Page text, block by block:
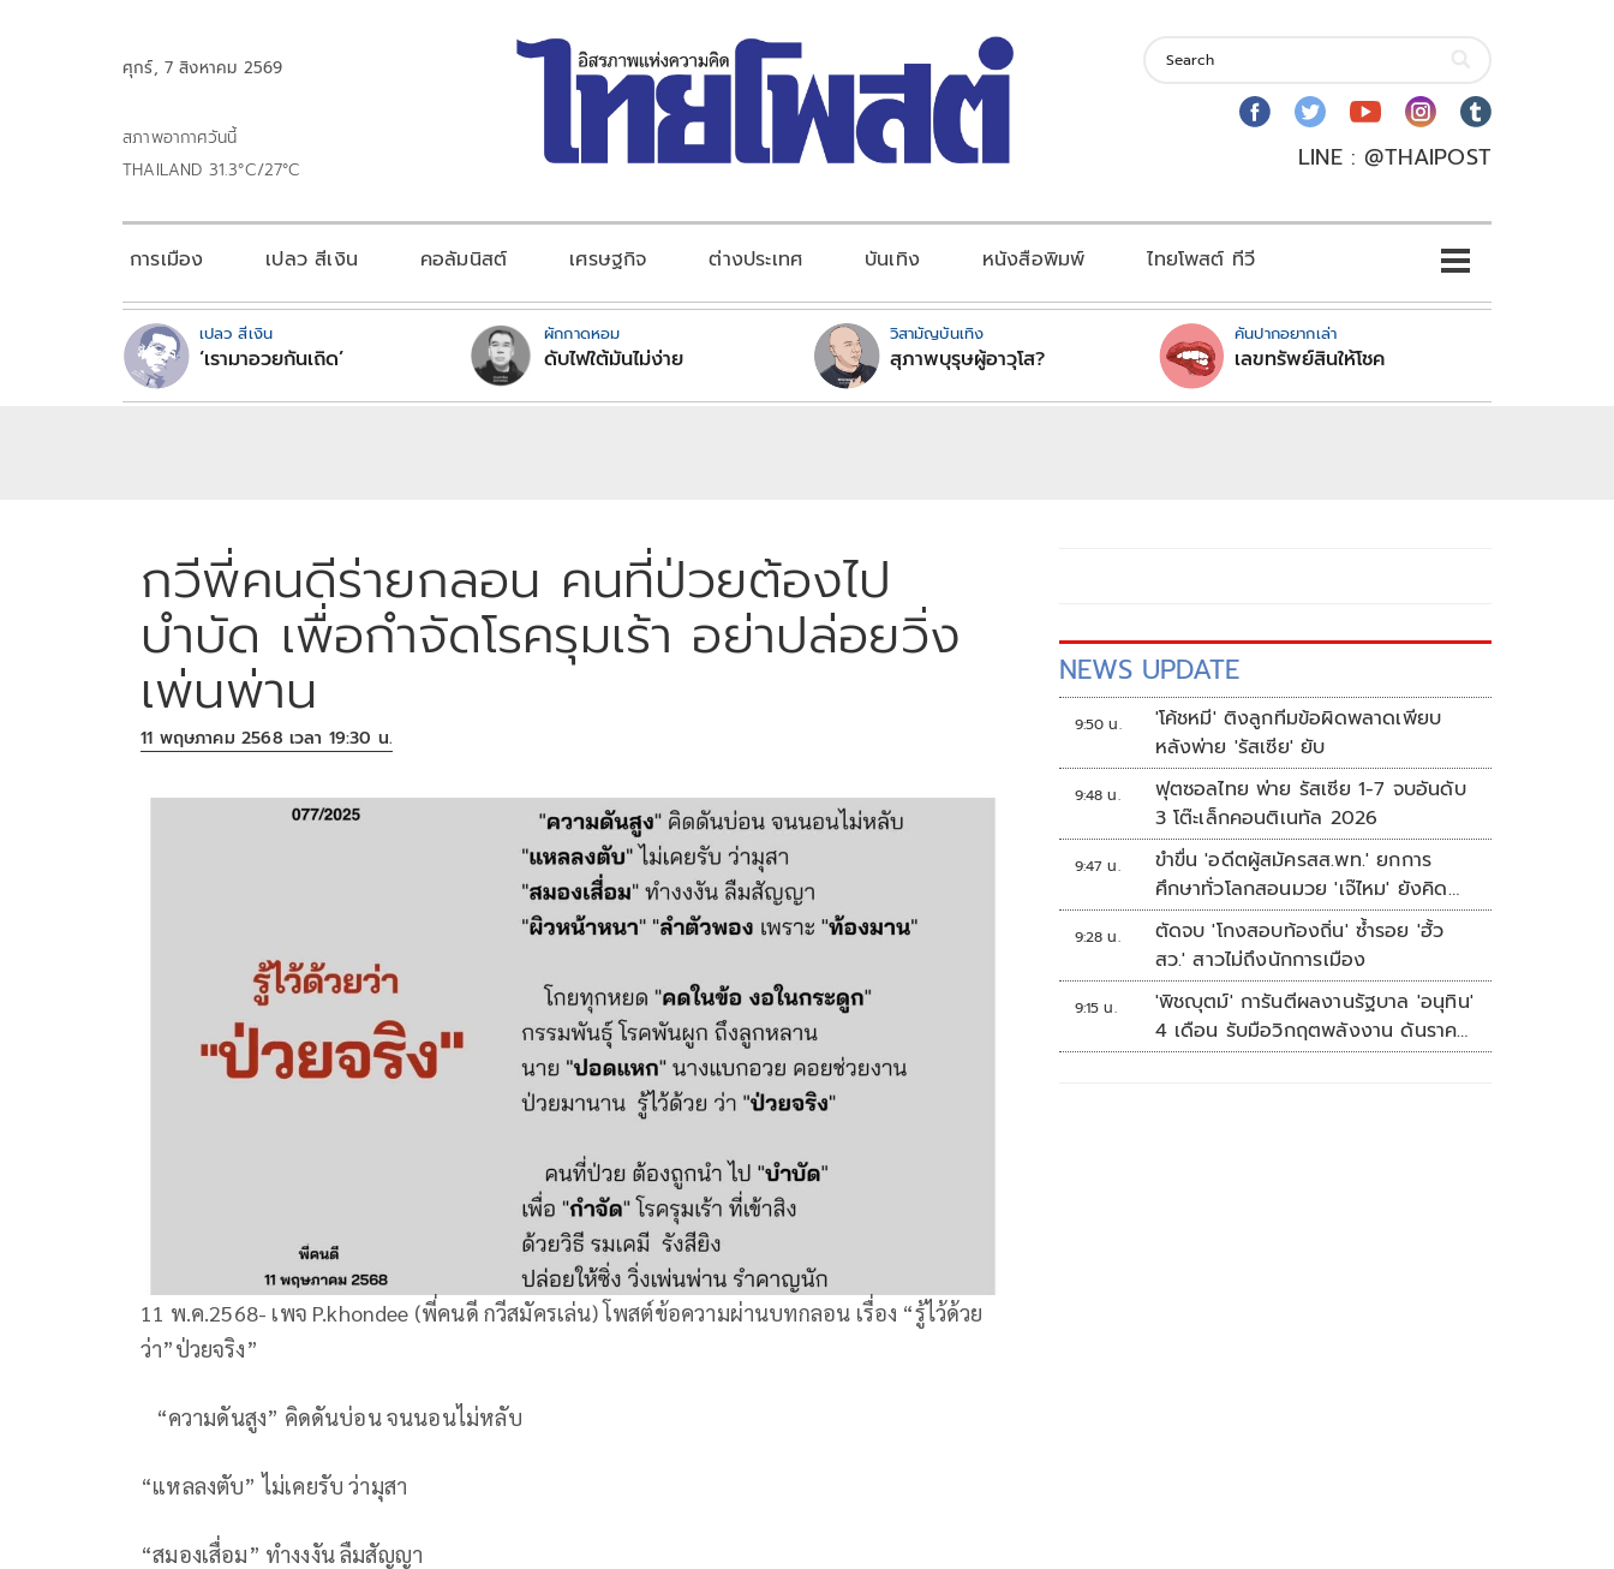
ศุกร์, 7 สิงหาคม 2569
สภาพอากาศวันนี้
THAILAND 31.3°C/27°C
LINE : @THAIPOST
การเมือง เปลว สีเงิน คอลัมนิสต์ เศรษฐกิจ ต่างประเทศ บันเทิง หนังสือพิมพ์ ไทยโพสต์ ทีวี
เปลว สีเงิน
‘เรามาอวยกันเถิด’
ผักกาดหอม
ดับไฟใต้มันไม่ง่าย
วิสามัญบันเทิง
สุภาพบุรุษผู้อาวุโส?
คันปากอยากเล่า
เลขทรัพย์สินให้โชค
กวีพี่คนดีร่ายกลอน คนที่ป่วยต้องไป
บำบัด เพื่อกำจัดโรครุมเร้า อย่าปล่อยวิ่ง
เพ่นพ่าน
11 พฤษภาคม 2568 เวลา 19:30 น.
11 พ.ค.2568- เพจ P.khondee (พี่คนดี กวีสมัครเล่น) โพสต์ข้อความผ่านบทกลอน เรื่อง “รู้ไว้ด้วย
ว่า”ป่วยจริง”
“ความดันสูง” คิดดันบ่อน จนนอนไม่หลับ
“แหลลงตับ” ไม่เคยรับ ว่ามุสา
“สมองเสื่อม” ทำงงงัน ลืมสัญญา
NEWS UPDATE
9:50 น.
'โค้ชหมี' ติงลูกทีมข้อผิดพลาดเพียบ
หลังพ่าย 'รัสเซีย' ยับ
9:48 น.
ฟุตซอลไทย พ่าย รัสเซีย 1-7 จบอันดับ
3 โต๊ะเล็กคอนติเนทัล 2026
9:47 น.
ขำขื่น 'อดีตผู้สมัครสส.พท.' ยกการ
ศึกษาทั่วโลกสอนมวย 'เจ๊ไหม' ยังคิด
แบบระบบราชการเดิม
9:28 น.
ตัดจบ 'โกงสอบท้องถิ่น' ซ้ำรอย 'ฮั้ว
สว.' สาวไม่ถึงนักการเมือง
9:15 น.
'พิชญุตม์' การันตีผลงานรัฐบาล 'อนุทิน'
4 เดือน รับมือวิกฤตพลังงาน ดันราคา
ข้าว-ยาง-ปาล์ม พุ่งต่อเนื่อง พร้อมอัด